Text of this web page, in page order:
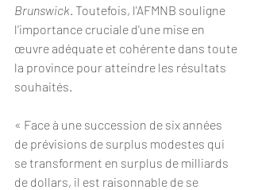
Brunswick. Toutefois, l'AFMNB souligne
l'importance cruciale d'une mise en
œuvre adéquate et cohérente dans toute
la province pour atteindre les résultats
souhaités.
« Face à une succession de six années
de prévisions de surplus modestes qui
se transforment en surplus de milliards
de dollars, il est raisonnable de se